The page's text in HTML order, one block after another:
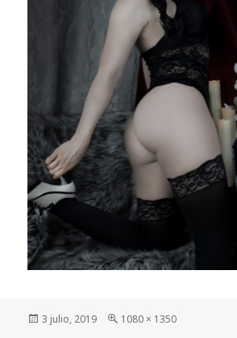
Publicado
3 julio, 2019
Tamaño
1080 × 1350